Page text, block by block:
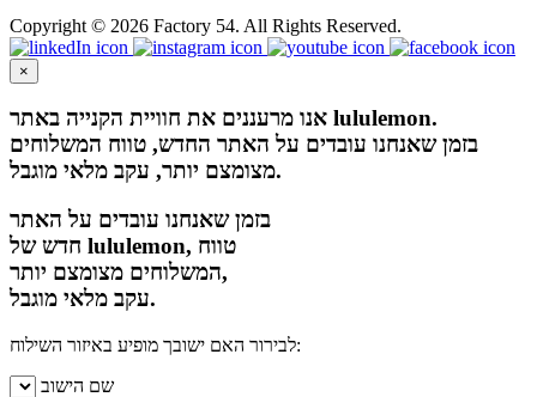
Copyright © 2026 Factory 54. All Rights Reserved.
×
אנו מרעננים את חוויית הקנייה באתר lululemon.
בזמן שאנחנו עובדים על האתר החדש, טווח המשלוחים
מצומצם יותר, עקב מלאי מוגבל.
בזמן שאנחנו עובדים על האתר
חדש של lululemon, טווח
המשלוחים מצומצם יותר,
עקב מלאי מוגבל.
לבירור האם ישובך מופיע באיזור השילוח:
שם הישוב